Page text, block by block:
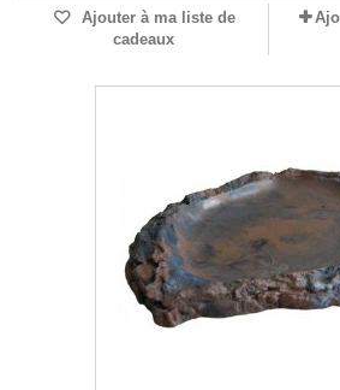
Ajouter à ma liste de
cadeaux